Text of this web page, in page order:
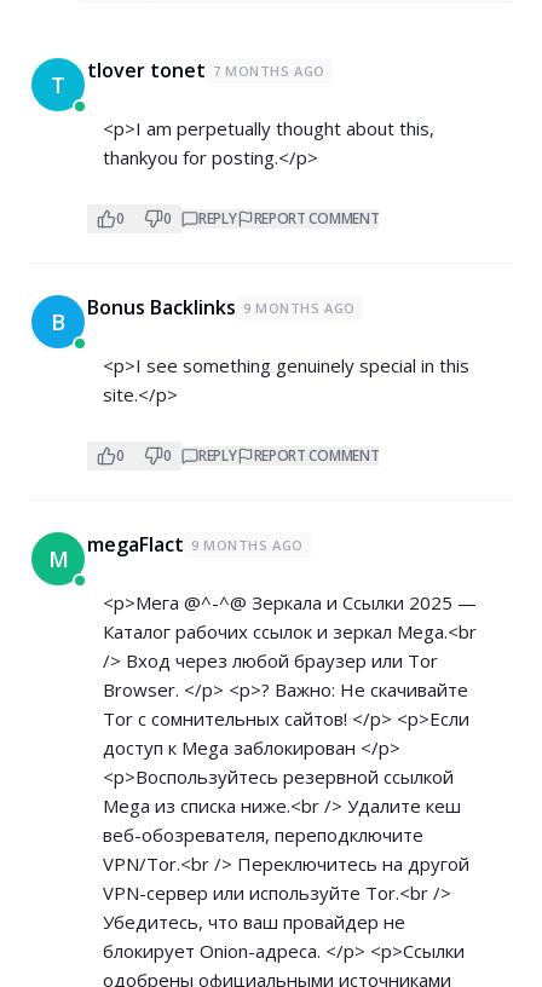
T tlover tonet 7 MONTHS AGO
<p>I am perpetually thought about this,
thankyou for posting.</p>
0 0 REPLY REPORT COMMENT
B Bonus Backlinks 9 MONTHS AGO
<p>I see something genuinely special in this
site.</p>
0 0 REPLY REPORT COMMENT
M megaFlact 9 MONTHS AGO
<p>Мега @^-^@ Зеркала и Ссылки 2025 —
Каталог рабочих ссылок и зеркал Mega.<br
/> Вход через любой браузер или Tor
Browser. </p> <p>? Важно: Не скачивайте
Tor с сомнительных сайтов! </p> <p>Если
доступ к Mega заблокирован </p>
<p>Воспользуйтесь резервной ссылкой
Mega из списка ниже.<br /> Удалите кеш
веб-обозревателя, переподключите
VPN/Tor.<br /> Переключитесь на другой
VPN-сервер или используйте Tor.<br />
Убедитесь, что ваш провайдер не
блокирует Onion-адреса. </p> <p>Ссылки
одобрены официальными источниками